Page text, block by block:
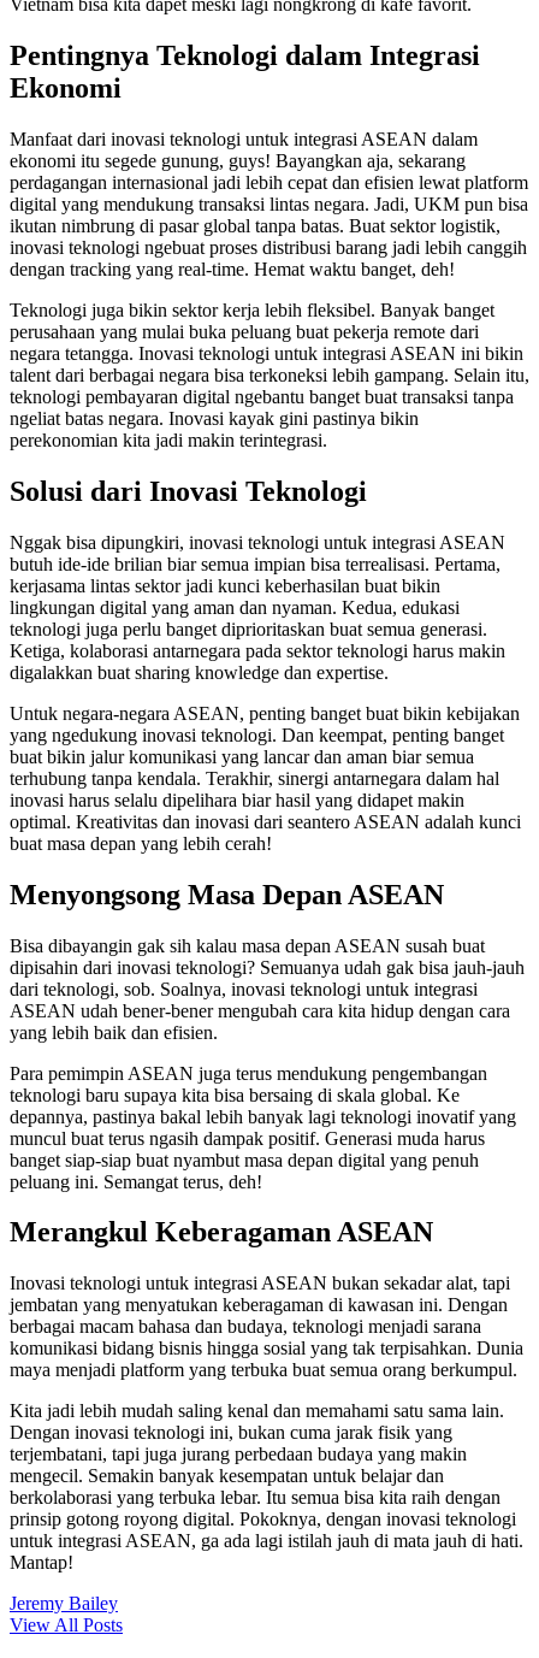
Vietnam bisa kita dapet meski lagi nongkrong di kafe favorit.
Pentingnya Teknologi dalam Integrasi
Ekonomi
Manfaat dari inovasi teknologi untuk integrasi ASEAN dalam
ekonomi itu segede gunung, guys! Bayangkan aja, sekarang
perdagangan internasional jadi lebih cepat dan efisien lewat platform
digital yang mendukung transaksi lintas negara. Jadi, UKM pun bisa
ikutan nimbrung di pasar global tanpa batas. Buat sektor logistik,
inovasi teknologi ngebuat proses distribusi barang jadi lebih canggih
dengan tracking yang real-time. Hemat waktu banget, deh!
Teknologi juga bikin sektor kerja lebih fleksibel. Banyak banget
perusahaan yang mulai buka peluang buat pekerja remote dari
negara tetangga. Inovasi teknologi untuk integrasi ASEAN ini bikin
talent dari berbagai negara bisa terkoneksi lebih gampang. Selain itu,
teknologi pembayaran digital ngebantu banget buat transaksi tanpa
ngeliat batas negara. Inovasi kayak gini pastinya bikin
perekonomian kita jadi makin terintegrasi.
Solusi dari Inovasi Teknologi
Nggak bisa dipungkiri, inovasi teknologi untuk integrasi ASEAN
butuh ide-ide brilian biar semua impian bisa terrealisasi. Pertama,
kerjasama lintas sektor jadi kunci keberhasilan buat bikin
lingkungan digital yang aman dan nyaman. Kedua, edukasi
teknologi juga perlu banget diprioritaskan buat semua generasi.
Ketiga, kolaborasi antarnegara pada sektor teknologi harus makin
digalakkan buat sharing knowledge dan expertise.
Untuk negara-negara ASEAN, penting banget buat bikin kebijakan
yang ngedukung inovasi teknologi. Dan keempat, penting banget
buat bikin jalur komunikasi yang lancar dan aman biar semua
terhubung tanpa kendala. Terakhir, sinergi antarnegara dalam hal
inovasi harus selalu dipelihara biar hasil yang didapet makin
optimal. Kreativitas dan inovasi dari seantero ASEAN adalah kunci
buat masa depan yang lebih cerah!
Menyongsong Masa Depan ASEAN
Bisa dibayangin gak sih kalau masa depan ASEAN susah buat
dipisahin dari inovasi teknologi? Semuanya udah gak bisa jauh-jauh
dari teknologi, sob. Soalnya, inovasi teknologi untuk integrasi
ASEAN udah bener-bener mengubah cara kita hidup dengan cara
yang lebih baik dan efisien.
Para pemimpin ASEAN juga terus mendukung pengembangan
teknologi baru supaya kita bisa bersaing di skala global. Ke
depannya, pastinya bakal lebih banyak lagi teknologi inovatif yang
muncul buat terus ngasih dampak positif. Generasi muda harus
banget siap-siap buat nyambut masa depan digital yang penuh
peluang ini. Semangat terus, deh!
Merangkul Keberagaman ASEAN
Inovasi teknologi untuk integrasi ASEAN bukan sekadar alat, tapi
jembatan yang menyatukan keberagaman di kawasan ini. Dengan
berbagai macam bahasa dan budaya, teknologi menjadi sarana
komunikasi bidang bisnis hingga sosial yang tak terpisahkan. Dunia
maya menjadi platform yang terbuka buat semua orang berkumpul.
Kita jadi lebih mudah saling kenal dan memahami satu sama lain.
Dengan inovasi teknologi ini, bukan cuma jarak fisik yang
terjembatani, tapi juga jurang perbedaan budaya yang makin
mengecil. Semakin banyak kesempatan untuk belajar dan
berkolaborasi yang terbuka lebar. Itu semua bisa kita raih dengan
prinsip gotong royong digital. Pokoknya, dengan inovasi teknologi
untuk integrasi ASEAN, ga ada lagi istilah jauh di mata jauh di hati.
Mantap!
Jeremy Bailey
View All Posts